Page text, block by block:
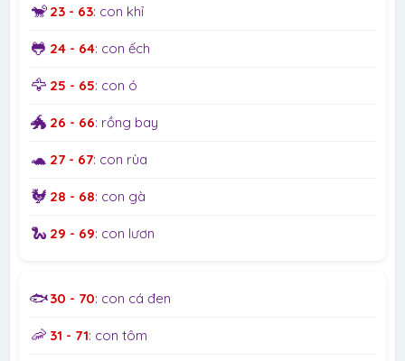
🐒 23 - 63: con khỉ
🐸 24 - 64: con ếch
🦅 25 - 65: con ó
🐲 26 - 66: rồng bay
🐢 27 - 67: con rùa
🐓 28 - 68: con gà
🐍 29 - 69: con lươn
🐟30 - 70: con cá đen
🦐 31 - 71: con tôm